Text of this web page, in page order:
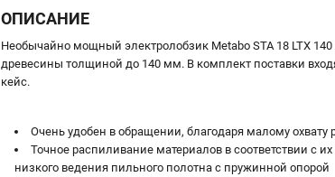
ОПИСАНИЕ
Необычайно мощный электролобзик Metabo STA 18 LTX
древесины толщиной до 140 мм. В комплект поставки
кейс.
Очень удобен в обращении, благодаря малому охвату
Точное распиливание материалов в соответствии с
низкого ведения пильного полотна с пружинной опорой